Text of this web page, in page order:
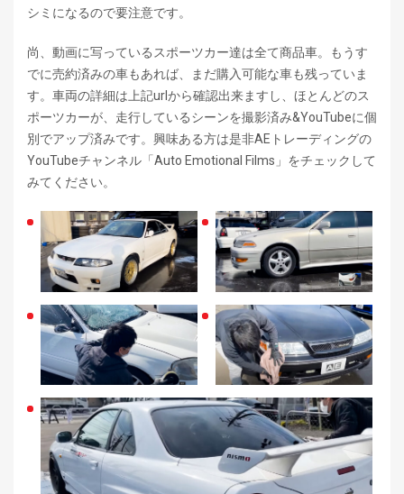
シミになるので要注意です。
尚、動画に写っているスポーツカー達は全て商品車。もうす
でに売約済みの車もあれば、まだ購入可能な車も残っていま
す。車両の詳細は上記urlから確認出来ますし、ほとんどのス
ポーツカーが、走行しているシーンを撮影済み&YouTubeに個
別でアップ済みです。興味ある方は是非AEトレーディングの
YouTubeチャンネル「Auto Emotional Films」をチェックして
みてください。